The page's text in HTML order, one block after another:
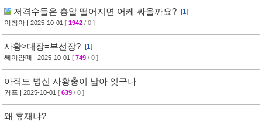
저격수들은 총알 떨어지면 어케 싸울까요?
[1]
이청아 | 2025-10-01 [ 1942 / 0 ]
사황>대장=부선장?
[1]
쎄이얌매 | 2025-10-01 [ 749 / 0 ]
아직도 병신 사황충이 남아 잇구나
거프 | 2025-10-01 [ 639 / 0 ]
왜 휴재냐?